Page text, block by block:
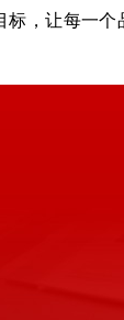
标，让每一